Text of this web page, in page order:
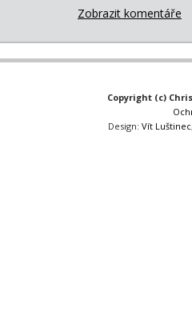
Zobrazit komentáře
Copyright (c)
Design:Vít Luštinec